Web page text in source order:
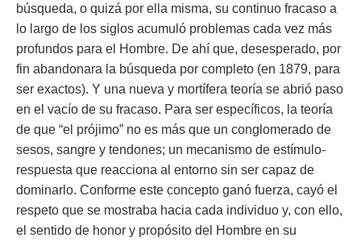
búsqueda, o quizá por ella misma, su continuo fracaso a
lo largo de los siglos acumuló problemas cada vez más
profundos para el Hombre. De ahí que, desesperado, por
fin abandonara la búsqueda por completo (en 1879, para
ser exactos). Y una nueva y mortífera teoría se abrió paso
en el vacío de su fracaso. Para ser específicos, la teoría
de que “el prójimo” no es más que un conglomerado de
sesos, sangre y tendones; un mecanismo de estímulo-
respuesta que reacciona al entorno sin ser capaz de
dominarlo. Conforme este concepto ganó fuerza, cayó el
respeto que se mostraba hacia cada individuo y, con ello,
el sentido de honor y propósito del Hombre en su